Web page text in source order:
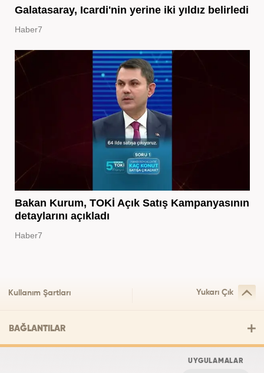
Galatasaray, Icardi'nin yerine iki yıldız belirledi
Haber7
Bakan Kurum, TOKİ Açık Satış Kampanyasının
detaylarını açıkladı
Haber7
Kullanım Şartları Yukarı Çık
BAĞLANTILAR
UYGULAMALAR